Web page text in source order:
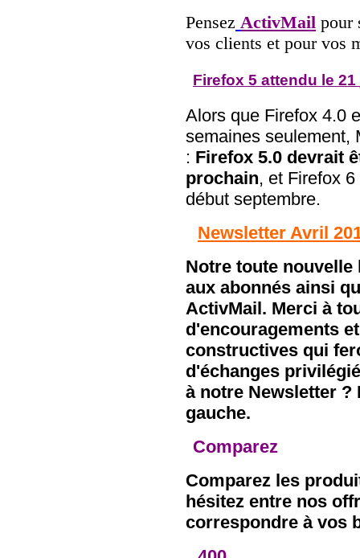
Pensez ActivMail pour
vos clients et pour vos
Firefox 5 attendu le 21
Alors que Firefox 4.0
semaines seulement,
: Firefox 5.0 devrait
prochain, et Firefox
début septembre.
Newsletter Avril
Notre toute
aux abonnés ainsi
ActivMail. Merci à
d'encouragements
constructives qui
d'échanges
à notre Newsletter ?
gauche.
Comparez
Comparez les
hésitez entre nos
correspondre à vos